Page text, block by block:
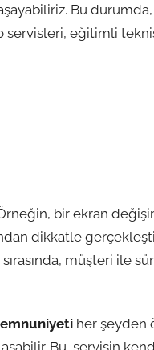
Bu
servisleri, eğitimli
bir ekran
dikkatle
sırasında, müşteri
her şeyden
Bu, servisin